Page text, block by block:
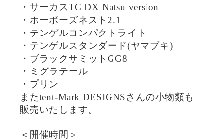
・サーカスTC DX Natsu version
・ホーボーズネスト2.1
・テンゲルコンパクトライト
・テンゲルスタンダード(ヤマブキ)
・ブラックサミットGG8
・ミグラテール
・プリン
またtent-Mark DESIGNSさんの小物類も
販売いたします。
＜開催時間＞